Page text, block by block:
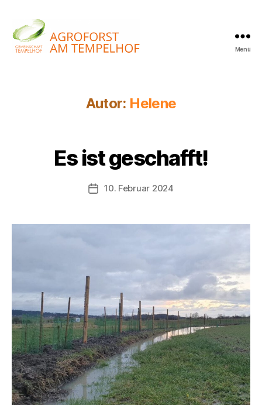
Menü
Autor: Helene
Es ist geschafft!
Beitragsdatum
10. Februar 2024